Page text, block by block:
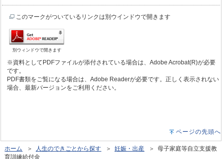
このマークがついているリンクは別ウインドウで開きます
別ウィンドウで開きます
※資料としてPDFファイルが添付されている場合は、Adobe Acrobat(R)が必要
です。
PDF書類をご覧になる場合は、Adobe Readerが必要です。正しく表示されない
場合、最新バージョンをご利用ください。
ページの先頭へ
ホーム ＞ 人生のできごとから探す ＞妊娠・出産 ＞ 母子家庭等自立支援教
育訓練給付金